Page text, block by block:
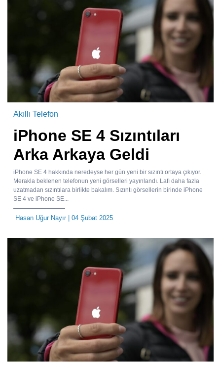
Akıllı Telefon
iPhone SE 4 Sızıntıları
Arka Arkaya Geldi
iPhone SE 4 hakkında neredeyse her gün yeni bir sızıntı ortaya çıkıyor.
Merakla beklenen telefonun yeni görselleri yayınlandı. Lafı daha fazla
uzatmadan sızıntılara birlikte bakalım. Sızıntı görsellerin birinde iPhone
SE 4 ve iPhone SE...
Hasan Uğur Nayır| 04 Şubat 2025